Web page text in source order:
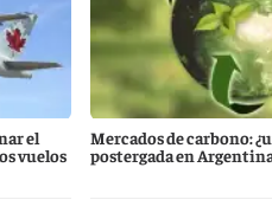
el
vuelos
Mercados de carbono:
postergada en